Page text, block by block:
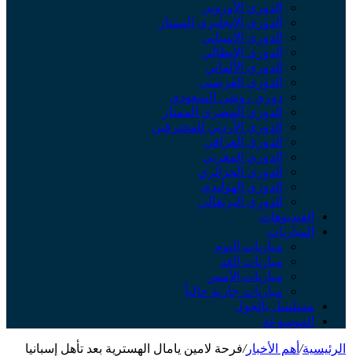
الدوري الأوروبي
الدوري الإنجليزي الممتاز
الدوري الإسباني
الدوري الإيطالي
الدوري الألماني
الدوري الفرنسي
دوري روشن السعودي
الدوري المصري الممتاز
الدوري الأردني للمحترفين
الدوري العراقي
الدوري المغربي
الدوري الجزائري
الدوري الهولندي
الدوري البرتغالي
مباريات اليوم
مباريات الغد
مباريات الأمس
مباريات جارية حالياً
بالجول
/أهم الأخبار/ فرحة لامين يامال الهسترية بعد تأهل إسبانيا